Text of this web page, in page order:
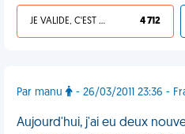
JE VALIDE, C'EST UNE VDM 4 712
Par manu - 26/03/2011 23:36 -
Aujourd'hui, j'ai eu deux